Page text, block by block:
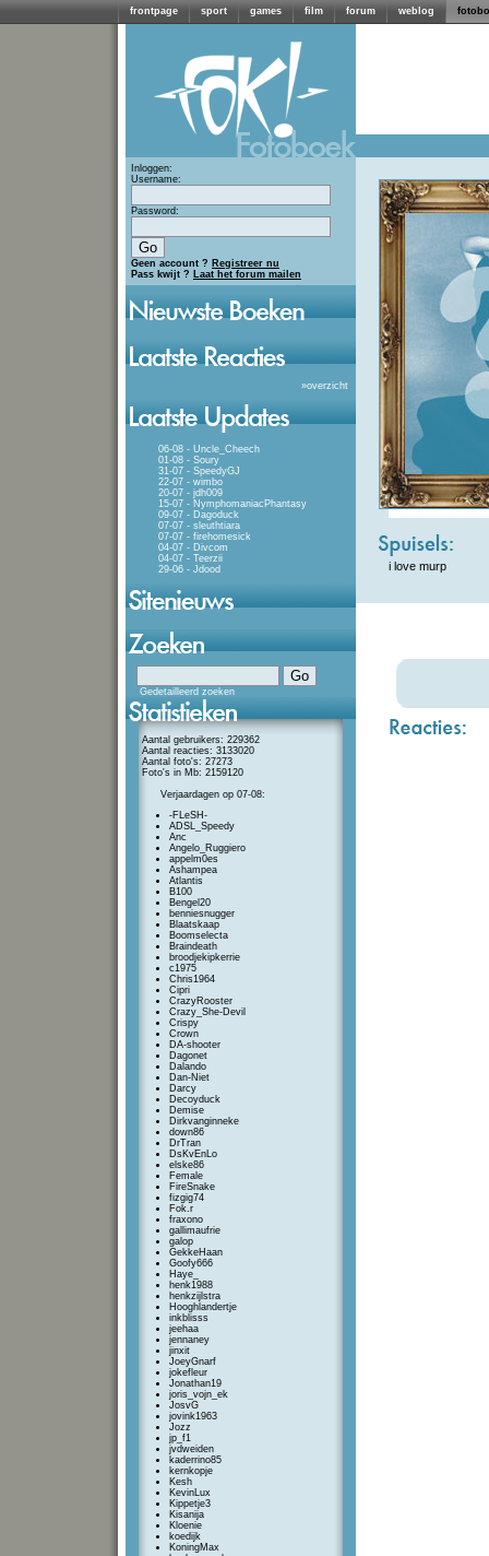
frontpage sport games film forum weblog
Inloggen:
Username:
Password:
Geen account ? Registreer nu
Pass kwijt ? Laat het forum mailen
»overzicht
06-08 - Uncle_Cheech
01-08 - Soury
31-07 - SpeedyGJ
22-07 - wimbo
20-07 - jdh009
15-07 - NymphomaniacPhantasy
09-07 - Dagoduck
07-07 - sleuthtiara
07-07 - firehomesick
04-07 - Divcom
04-07 - Teerzii
29-06 - Jdood
Gedetailleerd zoeken
Aantal gebruikers: 229362
Aantal reacties: 3133020
Aantal foto's: 27273
Foto's in Mb: 2159120
Verjaardagen op 07-08:
-FLeSH-
ADSL_Speedy
Anc
Angelo_Ruggiero
appelm0es
Ashampea
Atlantis
B100
Bengel20
benniesnugger
Blaatskaap
Boomselecta
Braindeath
broodjekipkerrie
c1975
Chris1964
Cipri
CrazyRooster
Crazy_She-Devil
Crispy
Crown
DA-shooter
Dagonet
Dalando
Dan-Niet
Darcy
Decoyduck
Demise
Dirkvanginneke
down86
DrTran
DsKvEnLo
elske86
Female
FireSnake
fizgig74
Fok.r
fraxono
gallimaufrie
galop
GekkeHaan
Goofy666
Haye_
henk1988
henkzijlstra
Hooghlandertje
inkblisss
jeehaa
jennaney
jinxit
JoeyGnarf
jokefleur
Jonathan19
joris_vojn_ek
JosvG
jovink1963
Jozz
jp_f1
jvdweiden
kaderrino85
kernkopje
Kesh
KevinLux
Kippetje3
Kisanija
Kloenie
koedijk
KoningMax
i love murp